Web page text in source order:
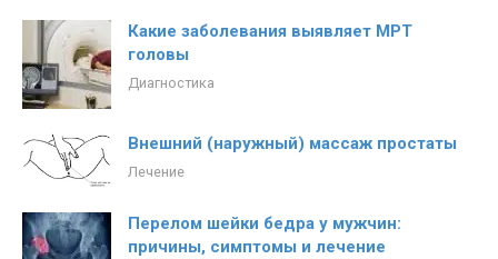
Какие заболевания выявляет МРТ
головы
Диагностика
Внешний (наружный) массаж простаты
Лечение
Перелом шейки бедра у мужчин:
причины, симптомы и лечение